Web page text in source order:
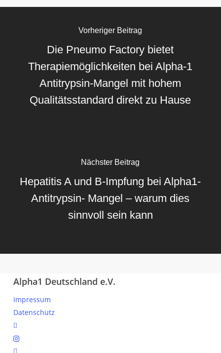
Vorheriger Beitrag
Die Pneumo Factory bietet
Therapiemöglichkeiten bei Alpha-1
Antitrypsin-Mangel mit hohem
Qualitätsstandard direkt zu Hause
Nächster Beitrag
Hepatitis A und B-Impfung bei Alpha1-
Antitrypsin- Mangel – warum dies
sinnvoll sein kann
Alpha1 Deutschland e.V.
Impressum
Datenschutz
linkedin
instagram
spotify